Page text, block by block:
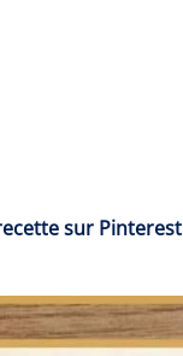
sur Pinterest